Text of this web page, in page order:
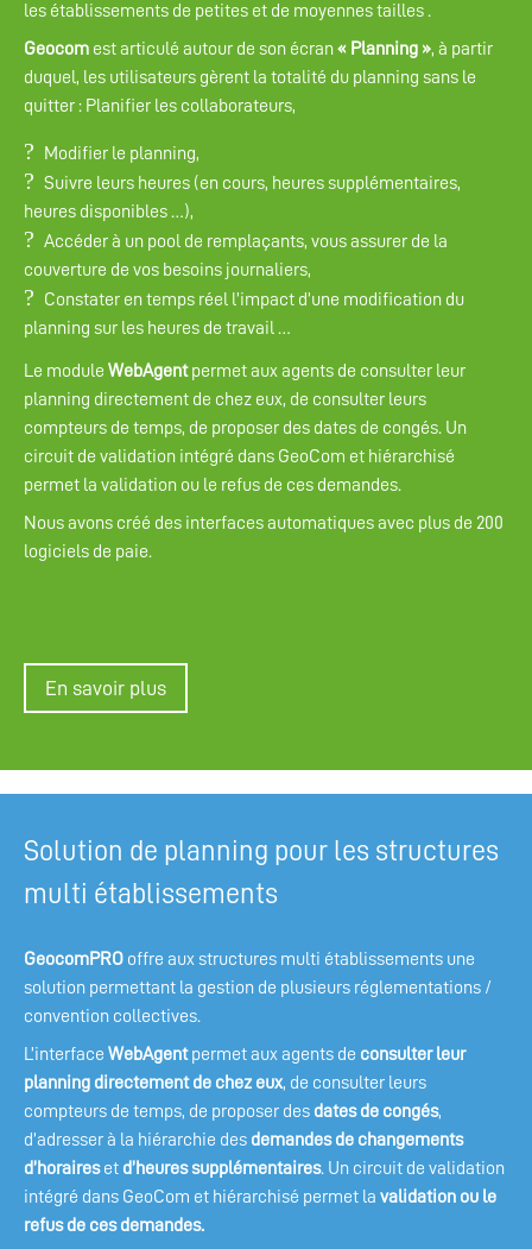
les établissements de petites et de moyennes tailles .
Geocom est articulé autour de son écran« Planning », à partir
duquel, les utilisateurs gèrent la totalité du planning sans le
quitter : Planifier les collaborateurs,
Modifier le planning,
Suivre leurs heures (en cours, heures supplémentaires,
heures disponibles …),
Accéder à un pool de remplaçants, vous assurer de la
couverture de vos besoins journaliers,
Constater en temps réel l’impact d’une modification du
planning sur les heures de travail …
Le module WebAgentpermet aux agents de consulter leur
planning directement de chez eux, de consulter leurs
compteurs de temps, de proposer des dates de congés. Un
circuit de validation intégré dans GeoCom et hiérarchisé
permet la validation ou le refus de ces demandes.
Nous avons créé des interfaces automatiques avec plus de 200
logiciels de paie.
En savoir plus
Solution de planning pour les structures
multi établissements
GeocomPRO offre aux structures multi établissements une
solution permettant la gestion de plusieurs réglementations /
convention collectives.
L’interface WebAgentpermet aux agents de consulter leur
planning directement de chez eux, de consulter leurs
compteurs de temps, de proposer des dates de congés,
d’adresser à la hiérarchie des demandes de changements
d’horaireset d’heures supplémentaires. Un circuit de validation
intégré dans GeoCom et hiérarchisé permet la validation ou le
refus de ces demandes.